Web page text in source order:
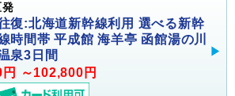
復:北海道新幹線利用 選べる新幹
時間帯 平成館 海羊亭 函館湯の川
泉3日間
～102,800円